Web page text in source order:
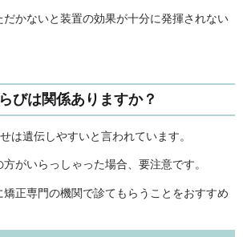
かないと装置の効果が十分に発揮されない
びは関係ありますか？
は遺伝しやすいと言われています。
がいらっしゃった場合、要注意です。
正専門の機関で診てもらうことをおすすめ